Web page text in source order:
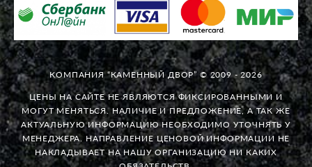
КОМПАНИЯ “КАМЕННЫЙ ДВОР” © 2009 - 2026
ЦЕНЫ НА САЙТЕ НЕ ЯВЛЯЮТСЯ ФИКСИРОВАННЫМИ И
МОГУТ МЕНЯТЬСЯ. НАЛИЧИЕ И ПРЕДЛОЖЕНИЕ, А ТАК ЖЕ
АКТУАЛЬНУЮ ИНФОРМАЦИЮ НЕОБХОДИМО УТОЧНЯТЬ У
МЕНЕДЖЕРА. НАПРАВЛЕНИЕ ЦЕНОВОЙ ИНФОРМАЦИИ НЕ
НАКЛАДЫВАЕТ НА НАШУ ОРГАНИЗАЦИЮ НИ КАКИХ